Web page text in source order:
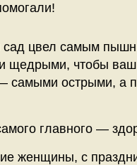
цвел самым
щедрыми, чтобы
самыми острыми, а
главного —
женщины, с